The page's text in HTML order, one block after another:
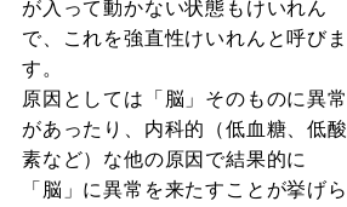
が入って動かない状態もけいれん
で、これを強直性けいれんと呼びま
す。
原因としては「脳」そのものに異常
があったり、内科的（低血糖、低酸
素など）な他の原因で結果的に
「脳」に異常を来たすことが挙げら